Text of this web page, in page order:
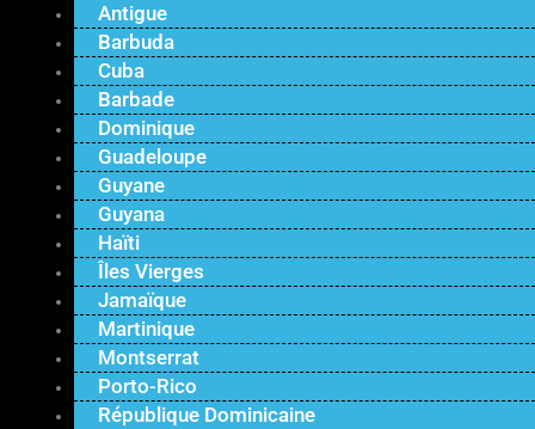
Antigue
Barbuda
Cuba
Barbade
Dominique
Guadeloupe
Guyane
Guyana
Haïti
Îles Vierges
Jamaïque
Martinique
Montserrat
Porto-Rico
République Dominicaine